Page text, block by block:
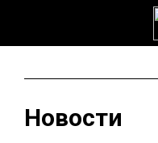
Новости